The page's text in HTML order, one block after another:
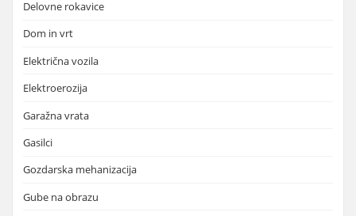
Delovne rokavice
Dom in vrt
Električna vozila
Elektroerozija
Garažna vrata
Gasilci
Gozdarska mehanizacija
Gube na obrazu